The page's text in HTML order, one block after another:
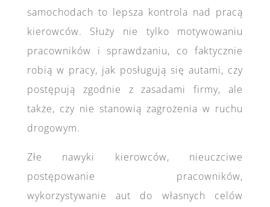
samochodach to lepsza kontrola nad pracą
kierowców. Służy nie tylko motywowaniu
pracowników i sprawdzaniu, co faktycznie
robią w pracy, jak posługują się autami, czy
postępują zgodnie z zasadami firmy, ale
także, czy nie stanowią zagrożenia w ruchu
drogowym.
Złe nawyki kierowców, nieuczciwe
postępowanie pracowników,
wykorzystywanie aut do własnych celów